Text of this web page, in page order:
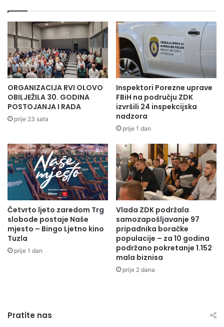
N
a
l
o
r
a
c
i
“
:
v
i
p
č
e
t
a
k
z
a
a
ORGANIZACIJA RVI OLOVO
OBILJEŽILA 30. GODINA
POSTOJANJA I RADA
prije 23 sata
Inspektori Porezne uprave
FBiH na području ZDK
izvršili 24 inspekcijska
nadzora
prije 1 dan
Četvrto ljeto zaredom Trg
slobode postaje Naše
mjesto – Bingo Ljetno kino
Tuzla
prije 1 dan
Vlada ZDK podržala
samozapošljavanje 97
pripadnika boračke
populacije – za 10 godina
podržano pokretanje 1.152
mala biznisa
prije 2 dana
Pratite nas